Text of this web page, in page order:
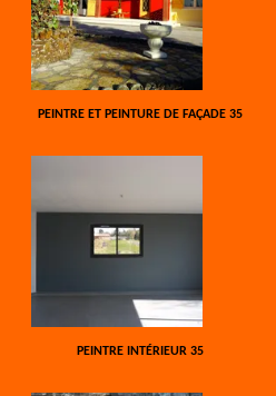
PEINTRE ET PEINTURE DE FAÇADE 35
PEINTRE INTÉRIEUR 35